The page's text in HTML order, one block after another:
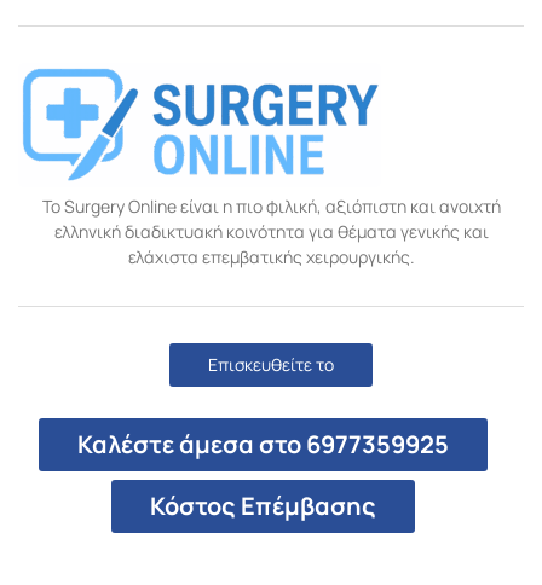
Το Surgery Online είναι η πιο φιλική, αξιόπιστη και ανοιχτή
ελληνική διαδικτυακή κοινότητα για θέματα γενικής και
ελάχιστα επεμβατικής χειρουργικής.
Επισκευθείτε το
Καλέστε άμεσα στο 6977359925
Κόστος Επέμβασης